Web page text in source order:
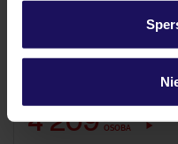
Hotel Mercure
4 209 OSOBA